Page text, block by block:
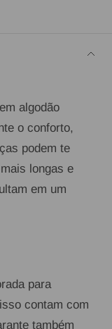
algodão
o conforto,
podem te
longas e
em um
para
contam com
também